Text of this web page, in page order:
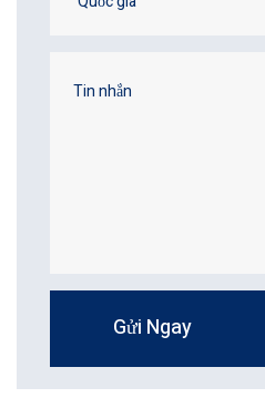
Gửi Ngay